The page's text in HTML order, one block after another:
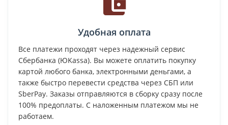
Удобная оплата
Все платежи проходят через надежный сервис
Сбербанка (ЮKassa). Вы можете оплатить покупку
картой любого банка, электронными деньгами, а
также быстро перевести средства через СБП или
SberPay. Заказы отправляются в сборку сразу после
100% предоплаты. С наложенным платежом мы не
работаем.